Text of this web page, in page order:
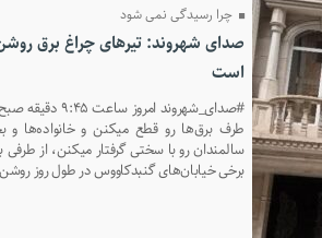
چرا رسیدگی نمی شود
صدای شهروند: تیرهای چراغ برق
است
#صدای_شهروند امروز ساعت
طرف برق‌ها رو قطع میکنن و خانواده‌ها و
سالمندان رو با سختی گرفتار میکنن، از
برخی خیابان‌های گنبدکاووس در طول روز روشن